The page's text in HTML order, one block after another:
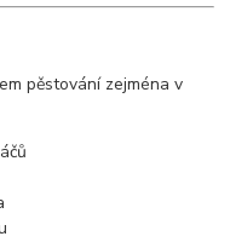
pěstování zejména v